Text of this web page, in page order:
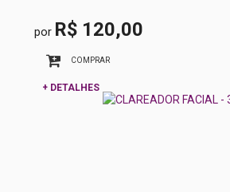
por R$ 120,00
COMPRAR
+ DETALHES